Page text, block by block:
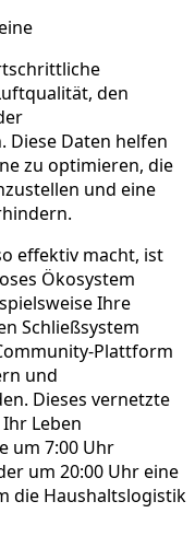
den
Diese Daten helfen
zu optimieren, die
und eine
effektiv macht, ist
Ökosystem
Ihre
Schließsystem
Plattform
und
Dieses vernetzte
Leben
um 7:00 Uhr
um 20:00 Uhr eine
die Haushaltslogistik